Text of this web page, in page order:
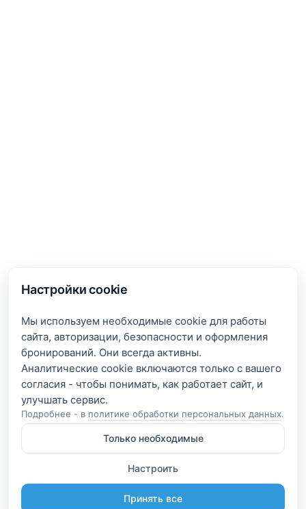
Настройки cookie
Мы используем необходимые cookie для работы
сайта, авторизации, безопасности и оформления
бронирований. Они всегда активны.
Аналитические cookie включаются только с вашего
согласия - чтобы понимать, как работает сайт, и
Подробнее - в политике обработки персональных данных.
Только необходимые
Настроить
Принять все